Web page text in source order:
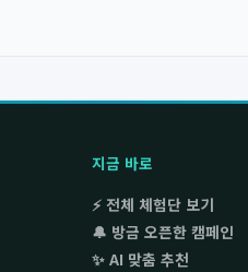
지금 바로
⚡ 전체 체험단 보기
🔔 방금 오픈한 캠페인
✨ AI 맞춤 추천